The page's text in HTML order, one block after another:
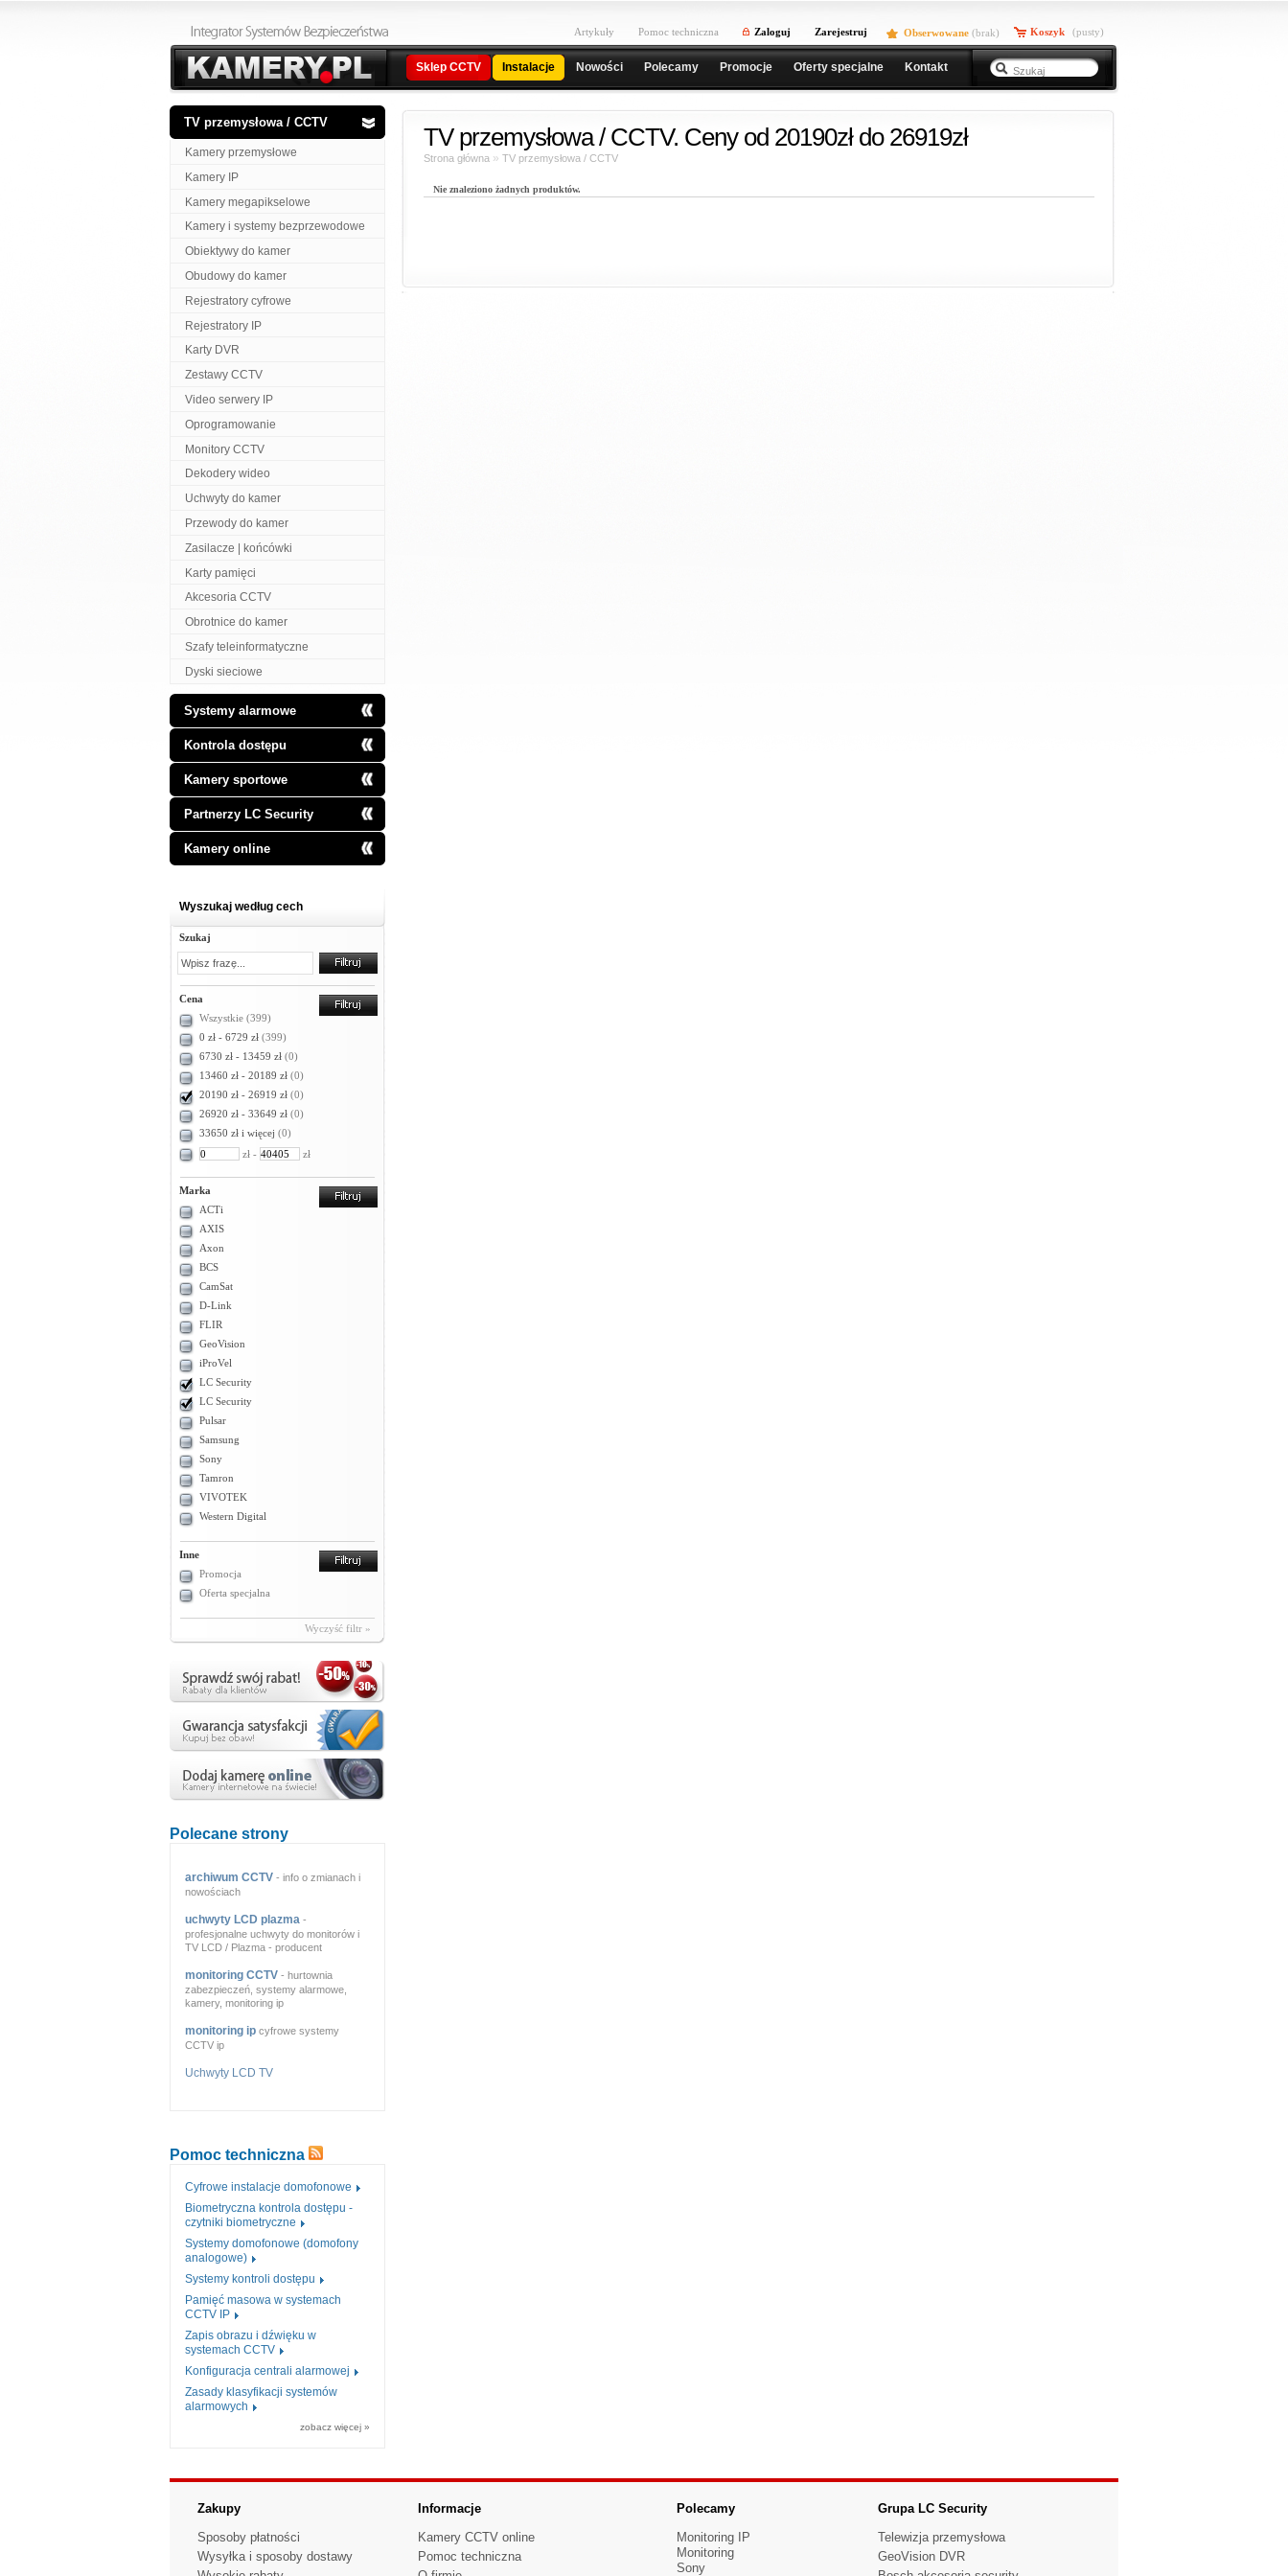
Artykuły Pomoc techniczna Zaloguj Zarejestruj Obserwowane (brak) Koszyk (pusty)
Sklep CCTV Instalacje Nowości Polecamy Promocje Oferty specjalne Kontakt
TV przemysłowa / CCTV
Kamery przemysłowe
Kamery IP
Kamery megapikselowe
Kamery i systemy bezprzewodowe
Obiektywy do kamer
Obudowy do kamer
Rejestratory cyfrowe
Rejestratory IP
Karty DVR
Zestawy CCTV
Video serwery IP
Oprogramowanie
Monitory CCTV
Dekodery wideo
Uchwyty do kamer
Przewody do kamer
Zasilacze | końcówki
Karty pamięci
Akcesoria CCTV
Obrotnice do kamer
Szafy teleinformatyczne
Dyski sieciowe
Systemy alarmowe
Kontrola dostępu
Kamery sportowe
Partnerzy LC Security
Kamery online
Wyszukaj według cech
Szukaj
Cena
Wszystkie (399)
0 zł - 6729 zł (399)
6730 zł - 13459 zł (0)
13460 zł - 20189 zł (0)
20190 zł - 26919 zł (0)
26920 zł - 33649 zł (0)
33650 zł i więcej (0)
zł -
zł
Marka
ACTi
AXIS
Axon
BCS
CamSat
D-Link
FLIR
GeoVision
iProVel
LC Security
LC Security
Pulsar
Samsung
Sony
Tamron
VIVOTEK
Western Digital
Inne
Promocja
Oferta specjalna
Wyczyść filtr »
Polecane strony
archiwum CCTV - info o zmianach i
nowościach
uchwyty LCD plazma -
profesjonalne uchwyty do monitorów i
TV LCD / Plazma - producent
monitoring CCTV - hurtownia
zabezpieczeń, systemy alarmowe,
kamery, monitoring ip
monitoring ip cyfrowe systemy
CCTV ip
Uchwyty LCD TV
Pomoc techniczna
Cyfrowe instalacje domofonowe
Biometryczna kontrola dostępu -
czytniki biometryczne
Systemy domofonowe (domofony
analogowe)
Systemy kontroli dostępu
Pamięć masowa w systemach
CCTV IP
Zapis obrazu i dźwięku w
systemach CCTV
Konfiguracja centrali alarmowej
Zasady klasyfikacji systemów
alarmowych
zobacz więcej »
TV przemysłowa / CCTV. Ceny od 20190zł do 26919zł
Strona główna » TV przemysłowa / CCTV
Nie znaleziono żadnych produktów.
Zakupy
Sposoby płatności
Wysyłka i sposoby dostawy
Informacje
Kamery CCTV online
Pomoc techniczna
Polecamy
Monitoring IP
Monitoring
Sony
Grupa LC Security
Telewizja przemysłowa
GeoVision DVR